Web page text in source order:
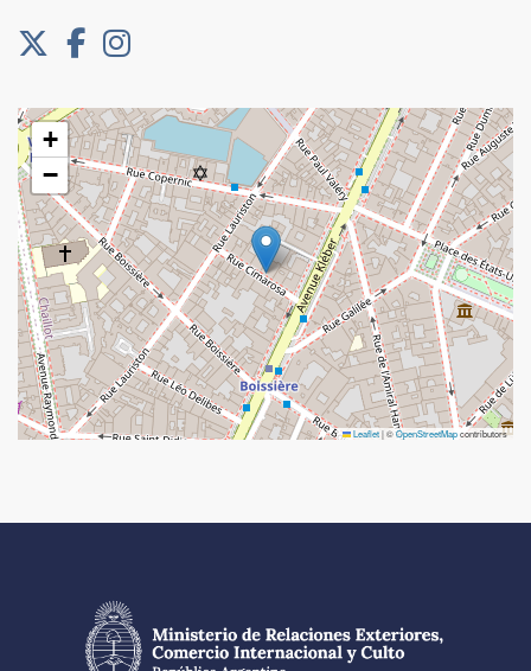
+
−
Leaflet|©OpenStreetMapcontributors